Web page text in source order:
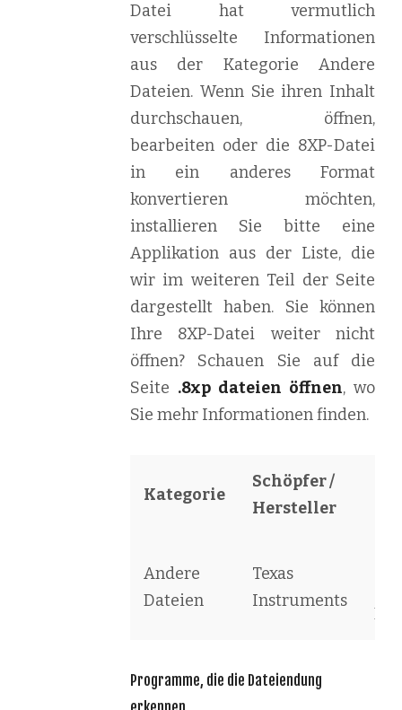
Datei hat vermutlich
verschlüsselte Informationen
aus der Kategorie Andere
Dateien. Wenn Sie ihren Inhalt
durchschauen, öffnen,
bearbeiten oder die 8XP-Datei
in ein anderes Format
konvertieren möchten,
installieren Sie bitte eine
Applikation aus der Liste, die
wir im weiteren Teil der Seite
dargestellt haben. Sie können
Ihre 8XP-Datei weiter nicht
öffnen? Schauen Sie auf die
Seite .8xp dateien öffnen, wo
Sie mehr Informationen finden.
Kategorie
Schöpfer /
Hersteller
Andere
Dateien
Texas
Instruments
File
Programme, die die Dateiendung